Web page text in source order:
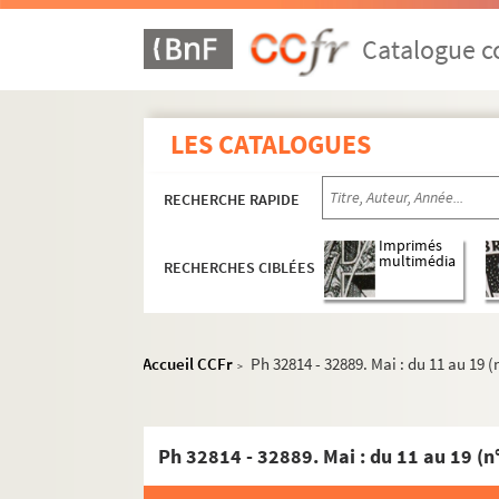
Catalogue
LES CATALOGUES
RECHERCHE RAPIDE
RECHERCHES CIBLÉES
Imprimés
multimédia
Accueil CCFr > Ph 32814 - 32889. Mai : du 11 au 19
Ph 32814 - 32889. Mai : du 11 au 19
1958/1973
1959
1965
1967
1968